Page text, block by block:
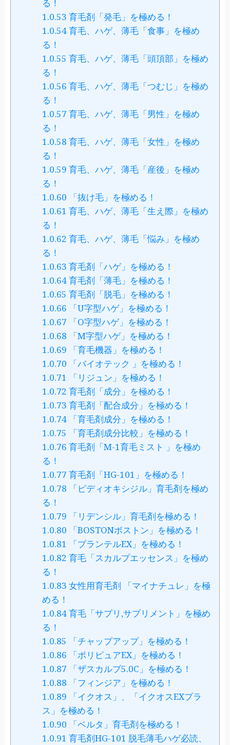
る！
1.0.53 育毛剤「発毛」を極める！
1.0.54育毛、ハゲ、薄毛「食事」を極め
る！
1.0.55 育毛、ハゲ、薄毛「頭頂部」を極め
る！
1.0.56 育毛、ハゲ、薄毛「つむじ」を極め
る！
1.0.57 育毛、ハゲ、薄毛「男性」を極め
る！
1.0.58 育毛、ハゲ、薄毛「女性」を極め
る！
1.0.59 育毛、ハゲ、薄毛「産後」を極め
る！
1.0.60 「抜け毛」を極める！
1.0.61 育毛、ハゲ、薄毛「生え際」を極め
る！
1.0.62 育毛、ハゲ、薄毛「悩み」を極め
る！
1.0.63 育毛剤「ハゲ」を極める！
1.0.64育毛剤「薄毛」を極める！
1.0.65 育毛剤「脱毛」を極める！
1.0.66 「U字型ハゲ」を極める！
1.0.67 「O字型ハゲ」を極める！
1.0.68 「M字型ハゲ」を極める！
1.0.69 「育毛機器」を極める！
1.0.70 「バイオテック 」を極める！
1.0.71 「リジュン」を極める！
1.0.72 育毛剤「成分」を極める！
1.0.73 育毛剤「配合成分」を極める！
1.0.74 「育毛剤成分」を極める！
1.0.75 「育毛剤成分比較」を極める！
1.0.76 育毛剤「M-1育毛ミスト 」を極め
る！
1.0.77 育毛剤「HG-101」を極める！
1.0.78 「ピディオキシジル」育毛剤を極め
る！
1.0.79 「リデンシル」育毛剤を極める！
1.0.80 「BOSTONボストン」を極める！
1.0.81 「プランテルEX」を極める！
1.0.82 育毛「スカルプエッセンス」を極め
る！
1.0.83 女性用育毛剤 「マイナチュレ」を極
める！
1.0.84育毛「サプリ,サプリメント」を極め
る！
1.0.85 「チャップアップ」を極める！
1.0.86 「ポリピュアEX」を極める！
1.0.87 「ザスカルプ5.0C」を極める！
1.0.88 「フィンジア」を極める！
1.0.89 「イクオス」、「イクオスEXプラ
ス」を極める！
1.0.90 「ベルタ」育毛剤を極める！
1.0.91 育毛剤HG-101 脱毛薄毛ハゲ必読、